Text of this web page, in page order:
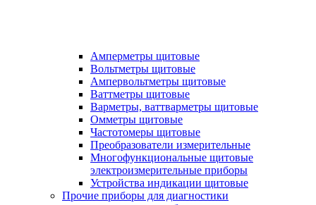
Амперметры щитовые
Вольтметры щитовые
Ампервольтметры щитовые
Ваттметры щитовые
Варметры, ваттварметры щитовые
Омметры щитовые
Частотомеры щитовые
Преобразователи измерительные
Многофункциональные щитовые
электроизмерительные приборы
Устройства индикации щитовые
Прочие приборы для диагностики